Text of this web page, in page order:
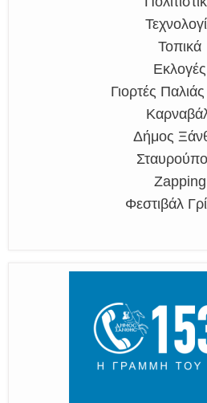
Τοπικά
Εκλογές
Γιορτές
Δήμος
Zapping
Φεστιβάλ